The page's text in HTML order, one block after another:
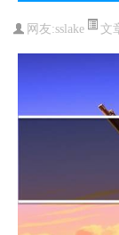
网友:sslake 文